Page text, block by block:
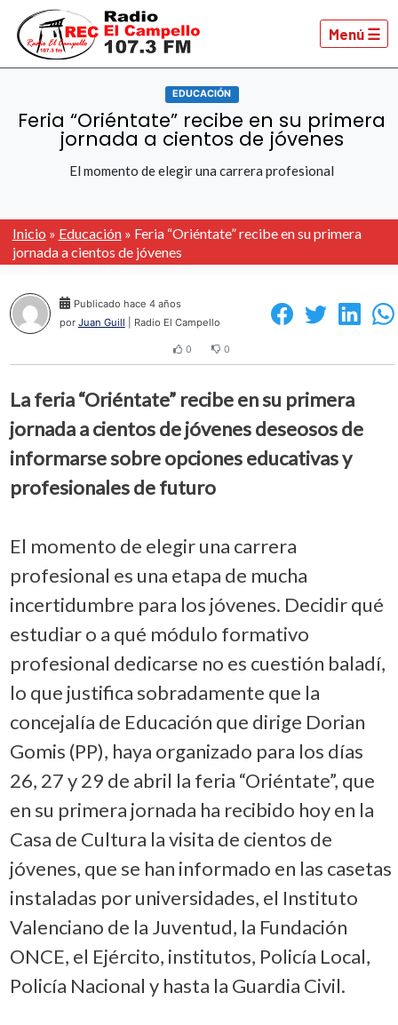
Menú ☰
EDUCACIÓN
Feria “Oriéntate” recibe en su primera
jornada a cientos de jóvenes
El momento de elegir una carrera profesional
Inicio » Educación» Feria “Oriéntate” recibe en su primera
jornada a cientos de jóvenes
Publicado hace 4 años
por Juan Guill | Radio El Campello
0 0
La feria “Oriéntate” recibe en su primera
jornada a cientos de jóvenes deseosos de
informarse sobre opciones educativas y
profesionales de futuro
El momento de elegir una carrera
profesional es una etapa de mucha
incertidumbre para los jóvenes. Decidir qué
estudiar o a qué módulo formativo
profesional dedicarse no es cuestión baladí,
lo que justifica sobradamente que la
concejalía de Educación que dirige Dorian
Gomis (PP), haya organizado para los días
26, 27 y 29 de abril la feria “Oriéntate”, que
en su primera jornada ha recibido hoy en la
Casa de Cultura la visita de cientos de
jóvenes, que se han informado en las casetas
instaladas por universidades, el Instituto
Valenciano de la Juventud, la Fundación
ONCE, el Ejército, institutos, Policía Local,
Policía Nacional y hasta la Guardia Civil.